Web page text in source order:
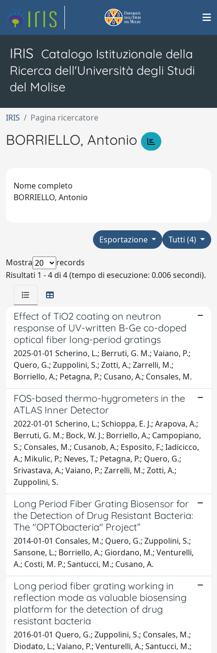
IRIS Catalogo Istituzionale della
Ricerca dell'Università degli Studi
del Molise
IRIS Pagina ricercatore
BORRIELLO, Antonio
Nome completo
BORRIELLO, Antonio
Tutti (4)
Esportazione
Mostra
records
Risultati 1 - 4 di 4 (tempo di esecuzione: 0.006 secondi).
Effect of TiO2 coating on neutron
response of UV-written B-Ge co-doped
optical fiber long-period gratings
2025-01-01 Scherino, L.; Berruti, G. M.; Vaiano, P.;
Quero, G.; Zuppolini, S.; Zotti, A.; Zarrelli, M.;
Borriello, A.; Petagna, P.; Cusano, A.; Consales, M.
FOS-based thermo-hygrometers in the
ATLAS Inner Detector
2022-01-01 Scherino, L.; Schioppa, E. J.; Arapova, A.;
Berruti, G. M.; Bock, W. J.; Borriello, A.; Campopiano,
S.; Consales, M.; Cusanob, A.; Esposito, F.; Iadicicco,
A.; Mikulic, P.; Neves, T.; Petagna, P.; Quero, G.;
Srivastava, A.; Vaiano, P.; Zarrelli, M.; Zotti, A.;
Zuppolini, S.
Long Period Fiber Grating Biosensor for
the Detection of Drug Resistant Bacteria:
The "OPTObacteria" Project”
2014-01-01 Consales, M.; Quero, G.; Zuppolini, S.;
Sansone, L.; Borriello, A.; Giordano, M.; Venturelli,
A.; Costi, M. P.; Santucci, M.; Cusano, A.
Long period fiber grating working in
reflection mode as valuable biosensing
platform for the detection of drug
resistant bacteria
2016-01-01 Quero, G.; Zuppolini, S.; Consales, M.;
Diodato, L.; Vaiano, P.; Venturelli, A.; Santucci, M.;